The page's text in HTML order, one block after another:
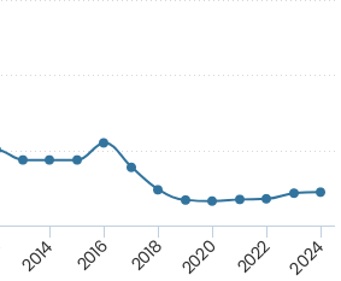
2014 2016 2018 2020 2022 2024